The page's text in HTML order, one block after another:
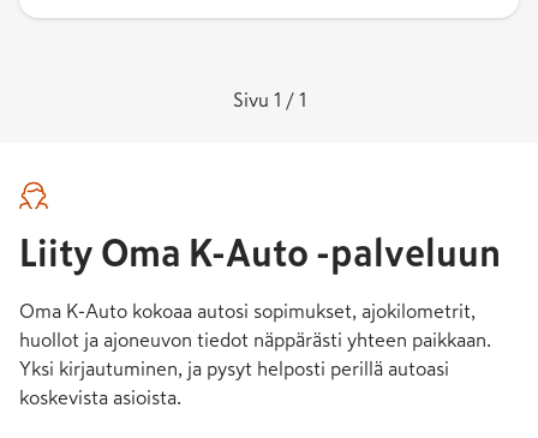
Sivu 1 / 1
Liity Oma K-Auto -palveluun
Oma K-Auto kokoaa autosi sopimukset, ajokilometrit,
huollot ja ajoneuvon tiedot näppärästi yhteen paikkaan.
Yksi kirjautuminen, ja pysyt helposti perillä autoasi
koskevista asioista.